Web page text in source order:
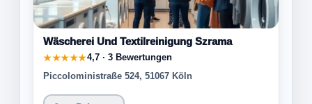
Wäscherei Und Textilreinigung Szrama
★★★★★4,7 · 3 Bewertungen
Piccoloministraße 524, 51067 Köln